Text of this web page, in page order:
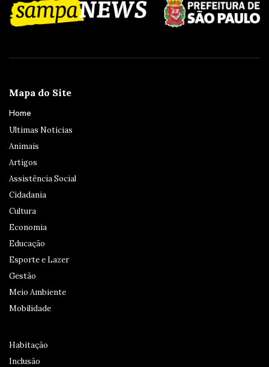
Mapa do Site
Home
Ultimas Noticias
Animais
Artigos
Assistência Social
Cidadania
Cultura
Economia
Educação
Esporte e Lazer
Gestão
Meio Ambiente
Mobilidade
Habitação
Inclusão